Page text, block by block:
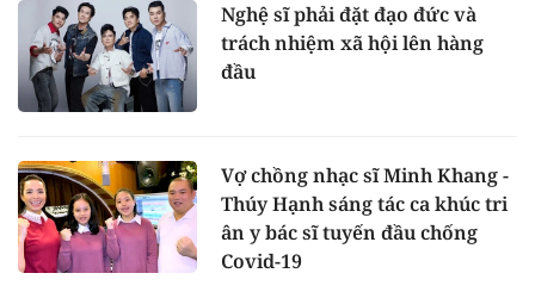
Nghệ sĩ phải đặt đạo đức và
trách nhiệm xã hội lên hàng
đầu
Vợ chồng nhạc sĩ Minh Khang -
Thúy Hạnh sáng tác ca khúc tri
ân y bác sĩ tuyến đầu chống
Covid-19